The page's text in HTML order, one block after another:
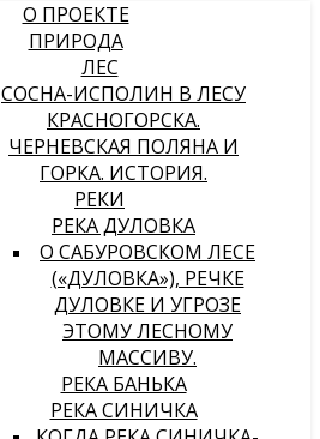
О ПРОЕКТЕ
ПРИРОДА
ЛЕС
СОСНА-ИСПОЛИН В ЛЕСУ
КРАСНОГОРСКА.
ЧЕРНЕВСКАЯ ПОЛЯНА И
ГОРКА. ИСТОРИЯ.
РЕКИ
РЕКА ДУЛОВКА
О САБУРОВСКОМ ЛЕСЕ
(«ДУЛОВКА»), РЕЧКЕ
ДУЛОВКЕ И УГРОЗЕ
ЭТОМУ ЛЕСНОМУ
МАССИВУ.
РЕКА БАНЬКА
РЕКА СИНИЧКА